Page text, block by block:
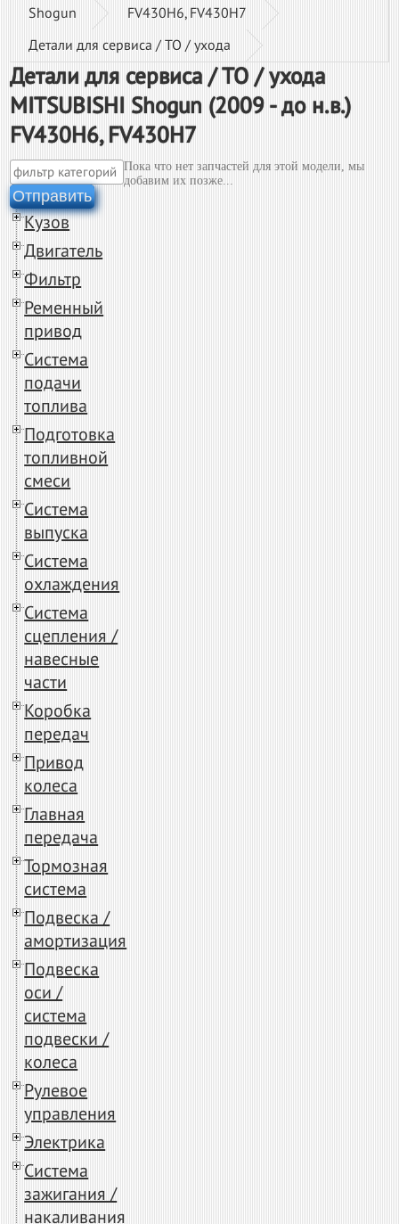
Shogun
FV430H6, FV430H7
Детали для сервиса / ТО / ухода
Детали для сервиса / ТО / ухода
MITSUBISHI Shogun (2009 - до н.в.)
FV430H6, FV430H7
Отправить
Кузов
Двигатель
Фильтр
Ременный
привод
Система
подачи
топлива
Подготовка
топливной
смеси
Система
выпуска
Система
охлаждения
Система
сцепления /
навесные
части
Коробка
передач
Привод
колеса
Главная
передача
Тормозная
система
Подвеска /
амортизация
Подвеска
оси /
система
подвески /
колеса
Рулевое
управления
Электрика
Система
зажигания /
накаливания
Пока что нет запчастей для этой модели, мы
добавим их позже...